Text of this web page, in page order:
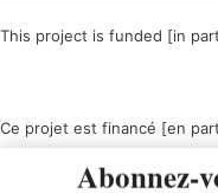
This project is funded [in
Ce projet est financé [en
Abonnez-